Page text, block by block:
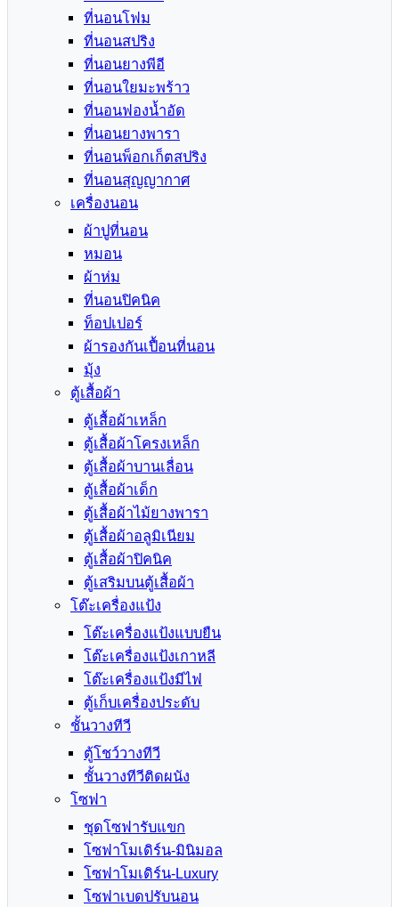
ที่นอนโฟม
ที่นอนสปริง
ที่นอนยางพีอี
ที่นอนใยมะพร้าว
ที่นอนฟองน้ำอัด
ที่นอนยางพารา
ที่นอนพ็อกเก็ตสปริง
ที่นอนสุญญากาศ
เครื่องนอน
ผ้าปูที่นอน
หมอน
ผ้าห่ม
ที่นอนปิคนิค
ท็อปเปอร์
ผ้ารองกันเปื้อนที่นอน
มุ้ง
ตู้เสื้อผ้า
ตู้เสื้อผ้าเหล็ก
ตู้เสื้อผ้าโครงเหล็ก
ตู้เสื้อผ้าบานเลื่อน
ตู้เสื้อผ้าเด็ก
ตู้เสื้อผ้าไม้ยางพารา
ตู้เสื้อผ้าอลูมิเนียม
ตู้เสื้อผ้าปิคนิค
ตู้เสริมบนตู้เสื้อผ้า
โต๊ะเครื่องแป้ง
โต๊ะเครื่องแป้งแบบยืน
โต๊ะเครื่องแป้งเกาหลี
โต๊ะเครื่องแป้งมีไฟ
ตู้เก็บเครื่องประดับ
ชั้นวางทีวี
ตู้โชว์วางทีวี
ชั้นวางทีวีติดผนัง
โซฟา
ชุดโซฟารับแขก
โซฟาโมเดิร์น-มินิมอล
โซฟาโมเดิร์น-Luxury
โซฟาเบดปรับนอน